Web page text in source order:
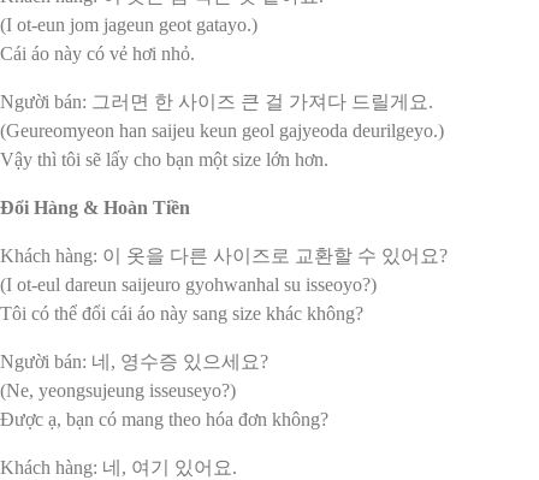
(I ot-eun jom jageun geot gatayo.)
Cái áo này có vẻ hơi nhỏ.
Người bán: 그러면 한 사이즈 큰 걸 가져다 드릴게요.
(Geureomyeon han saijeu keun geol gajyeoda deurilgeyo.)
Vậy thì tôi sẽ lấy cho bạn một size lớn hơn.
Đổi Hàng & Hoàn Tiền
Khách hàng: 이 옷을 다른 사이즈로 교환할 수 있어요?
(I ot-eul dareun saijeuro gyohwanhal su isseoyo?)
Tôi có thể đổi cái áo này sang size khác không?
Người bán: 네, 영수증 있으세요?
(Ne, yeongsujeung isseuseyo?)
Được ạ, bạn có mang theo hóa đơn không?
Khách hàng: 네, 여기 있어요.